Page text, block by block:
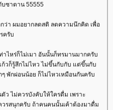
บซาตาน 55555
ว่า ผมอยากลดสติ ลดความนึกคิด เพื่อ
ครับ
ไหร่ก็ไม่เมา อันนั้นก็ทรมานมากครับ
ก้วก็รู้สึกไม่ไหว ไม่ขึ้นกับกับ แต่ขึ้นกับ
พักผ่อนน้อย ก็ไม่ไหวเหมือนกันครับ
ว ไม่ควรบังคับให้ใครดื่ม เพราะ
วรสนุกครับ ถ้าคนคนนั้นเค้าต้องมาดื่ม